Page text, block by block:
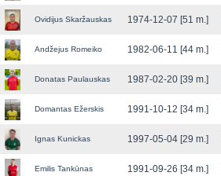
Ovidijus Skaržauskas 1974-12-07 [51 m.]
Andžejus Romeiko 1982-06-11 [44 m.]
Donatas Paulauskas 1987-02-20 [39 m.]
Domantas Ežerskis 1991-10-12 [34 m.]
Ignas Kunickas 1997-05-04 [29 m.]
Emilis Tankūnas 1991-09-26 [34 m.]